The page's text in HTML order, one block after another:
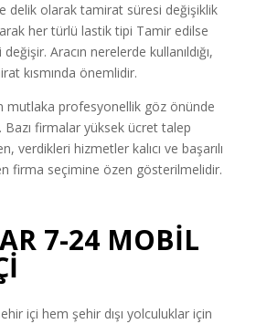
delik olarak tamirat süresi değişiklik
her türlü lastik tipi Tamir edilse
Aracın nerelerde kullanıldığı,
kısmında önemlidir.
mutlaka profesyonellik göz önünde
Bazı firmalar yüksek ücret talep
verdikleri hizmetler kalıcı ve başarılı
firma seçimine özen gösterilmelidir.
7-24 MOBİL
içi hem şehir dışı yolculuklar için